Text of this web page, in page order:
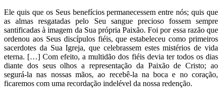
Ele quis que os Seus benefícios permanecessem entre nós; quis que
as almas resgatadas pelo Seu sangue precioso fossem sempre
santificadas à imagem da Sua própria Paixão. Foi por essa razão que
ordenou aos Seus discípulos fiéis, que estabeleceu como primeiros
sacerdotes da Sua Igreja, que celebrassem estes mistérios de vida
eterna. […] Com efeito, a multidão dos fiéis devia ter todos os dias
diante dos seus olhos a representação da Paixão de Cristo; ao
segurá-la nas nossas mãos, ao recebê-la na boca e no coração,
ficaremos com uma recordação indelével da nossa redenção.